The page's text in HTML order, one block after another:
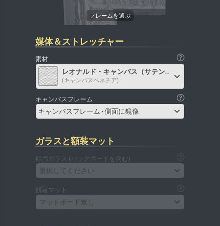
媒体＆ストレッチャー
素材
レオナルド・キャンバス（サテン）
(キャンバスベネチア)
キャンバスフレーム
キャンバスフレーム - 側面に鏡像
ガラスと額装マット
額用ガラス (バックボードを含む)
選択してください
額装マット
マットボード無し